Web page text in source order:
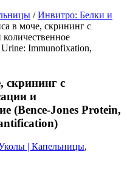
/Инвитро: Белки и
в моче, скрининг с
Urine: Immunofixation,
скрининг с
и
(Bence-Jones Protein,
| Капельницы,